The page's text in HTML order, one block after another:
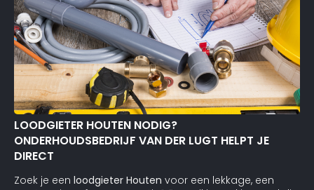
LOODGIETER HOUTEN NODIG?
ONDERHOUDSBEDRIJF VAN DER LUGT HELPT JE
DIRECT
Zoek je een loodgieter Houten voor een lekkage, een